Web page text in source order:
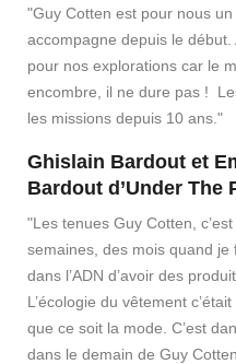
"Guy Cotten est pour nous
accompagne depuis le
pour nos explorations car le
encombre, il ne dure pas !
les missions depuis 10 ans."
Ghislain Bardout et
Bardout d’Under The
"Les tenues Guy Cotten,
semaines, des mois quand je
dans l’ADN d’avoir des
L’écologie du vêtement
que ce soit la mode. C’est
dans le demain de Guy